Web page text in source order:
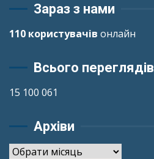
Зараз з нами
110 користувачів онлайн
Всього переглядів
15 100 061
Архіви
Архіви